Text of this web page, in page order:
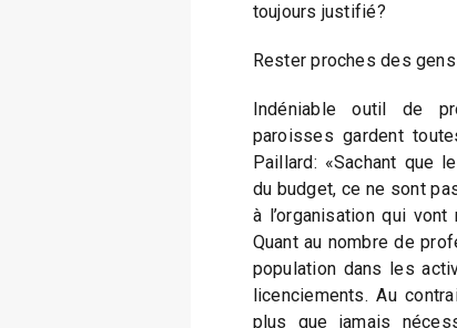
toujours justifié?
Rester proches des gens
Indéniable outil de
paroisses gardent
Paillard: «Sachant que
du budget, ce ne sont
à l’organisation qui
Quant au nombre de
population dans les
licenciements. Au
plus que jamais